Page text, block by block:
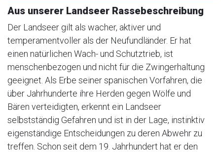
Aus unserer Landseer Rassebeschreibung
Der Landseer gilt als wacher, aktiver und
temperamentvoller als der Neufundländer. Er hat
einen natürlichen Wach- und Schutztrieb, ist
menschenbezogen und nicht für die Zwingerhaltung
geeignet. Als Erbe seiner spanischen Vorfahren, die
über Jahrhunderte ihre Herden gegen Wölfe und
Bären verteidigten, erkennt ein Landseer
selbstständig Gefahren und ist in der Lage, instinktiv
eigenständige Entscheidungen zu deren Abwehr zu
treffen. Schon seit dem 19. Jahrhundert hat er den